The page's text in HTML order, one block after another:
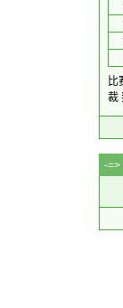
比
裁
-=>